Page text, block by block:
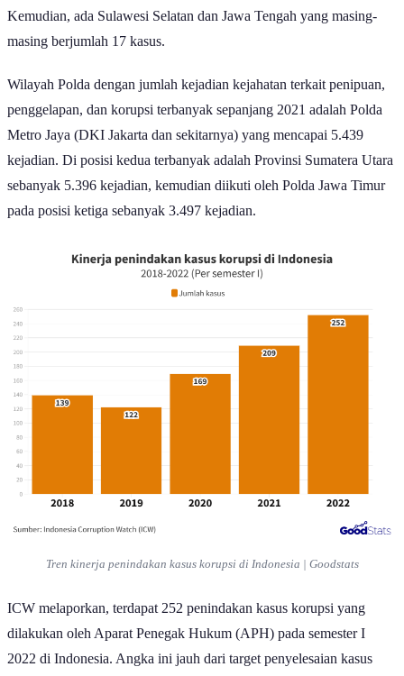
Kemudian, ada Sulawesi Selatan dan Jawa Tengah yang masing-
masing berjumlah 17 kasus.
Wilayah Polda dengan jumlah kejadian kejahatan terkait penipuan,
penggelapan, dan korupsi terbanyak sepanjang 2021 adalah Polda
Metro Jaya (DKI Jakarta dan sekitarnya) yang mencapai 5.439
kejadian. Di posisi kedua terbanyak adalah Provinsi Sumatera Utara
sebanyak 5.396 kejadian, kemudian diikuti oleh Polda Jawa Timur
pada posisi ketiga sebanyak 3.497 kejadian.
Tren kinerja penindakan kasus korupsi di Indonesia | Goodstats
ICW melaporkan, terdapat 252 penindakan kasus korupsi yang
dilakukan oleh Aparat Penegak Hukum (APH) pada semester I
2022 di Indonesia. Angka ini jauh dari target penyelesaian kasus